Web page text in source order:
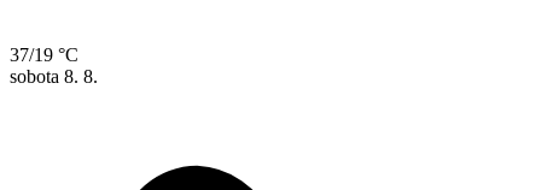
37/19 °C
sobota 8. 8.